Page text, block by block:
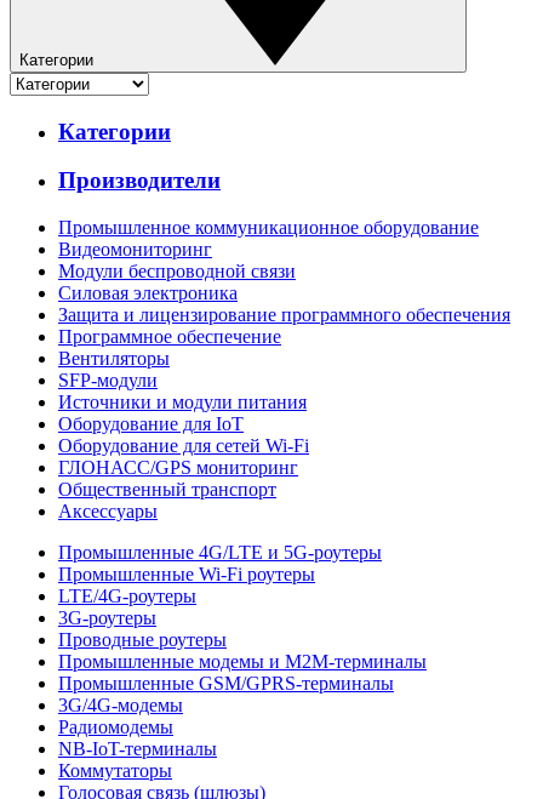
Категории
Категории
Производители
Промышленное коммуникационное оборудование
Видеомониторинг
Модули беспроводной связи
Силовая электроника
Защита и лицензирование программного обеспечения
Программное обеспечение
Вентиляторы
SFP-модули
Источники и модули питания
Оборудование для IoT
Оборудование для сетей Wi-Fi
ГЛОНАСС/GPS мониторинг
Общественный транспорт
Аксессуары
Промышленные 4G/LTE и 5G-роутеры
Промышленные Wi-Fi роутеры
LTE/4G-роутеры
3G-роутеры
Проводные роутеры
Промышленные модемы и M2M-терминалы
Промышленные GSM/GPRS-терминалы
3G/4G-модемы
Радиомодемы
NB-IoT-терминалы
Коммутаторы
Голосовая связь (шлюзы)